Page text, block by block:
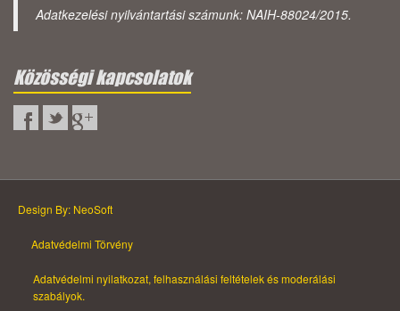
Adatkezelési nyilvántartási számunk: NAIH-88024/2015.
Közösségi kapcsolatok
Design By: NeoSoft
Adatvédelmi Törvény
Adatvédelmi nyilatkozat, felhasználási feltételek és moderálási
szabályok.